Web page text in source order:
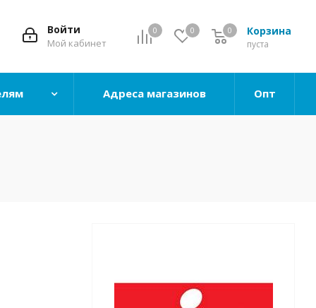
0 0 Корзина
0
пуста
0
Войти
Мой кабинет
Адреса магазинов Опт